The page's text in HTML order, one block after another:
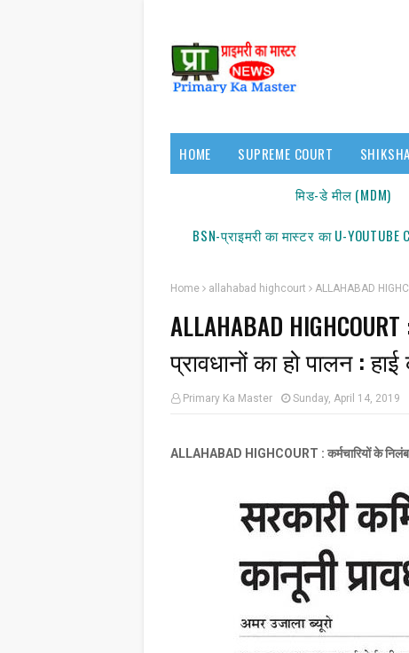
HOME SUPREME COURT
मिड-डे मील (MDM)
BSN-प्राइमरी का मास्टर का U-YOUTUBE
Home allahabad highcourt ALLAHABAD
ALLAHABAD
प्रावधानों का हो पालन : हाई
Primary Ka Master Sunday, April 14, 2019
ALLAHABAD HIGHCOURT : कर्मचारियों के निलंबन